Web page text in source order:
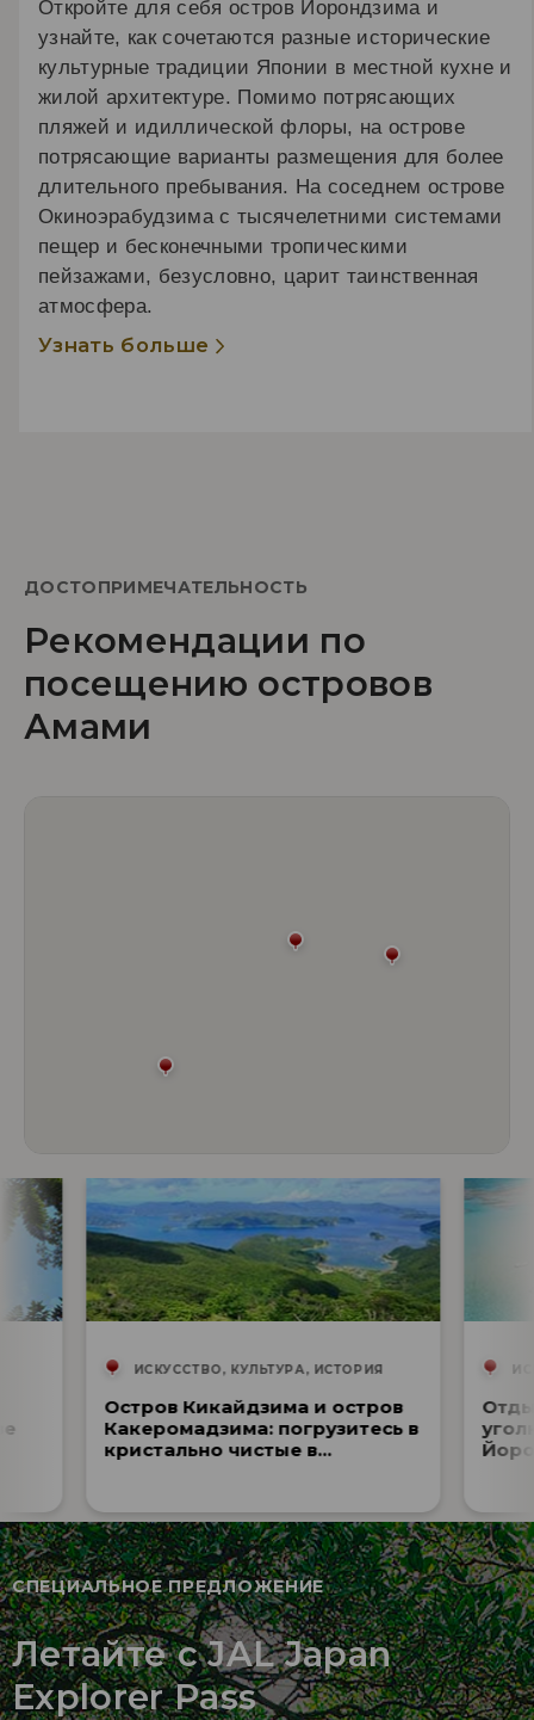
Откройте для себя остров Йорондзима и
узнайте, как сочетаются разные исторические
культурные традиции Японии в местной кухне и
жилой архитектуре. Помимо потрясающих
пляжей и идиллической флоры, на острове
потрясающие варианты размещения для более
длительного пребывания. На соседнем острове
Окиноэрабудзима с тысячелетними системами
пещер и бесконечными тропическими
пейзажами, безусловно, царит таинственная
атмосфера.
Узнать больше
ДОСТОПРИМЕЧАТЕЛЬНОСТЬ
Рекомендации по
посещению островов
Амами
ИСКУССТВО, КУЛЬТУРА, ИСТОРИЯ
Остров Кикайдзима и остров
Какеромадзима: погрузитесь в
кристально чистые в...
СПЕЦИАЛЬНОЕ ПРЕДЛОЖЕНИЕ
Летайте с JAL Japan
Explorer Pass